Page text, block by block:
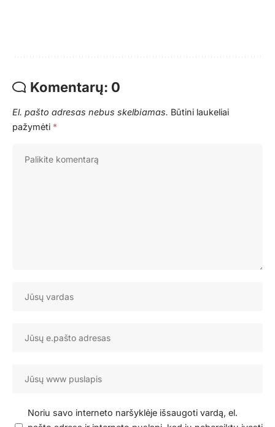
Komentarų: 0
El. pašto adresas nebus skelbiamas. Būtini laukeliai
pažymėti *
Noriu savo interneto naršyklėje išsaugoti vardą, el.